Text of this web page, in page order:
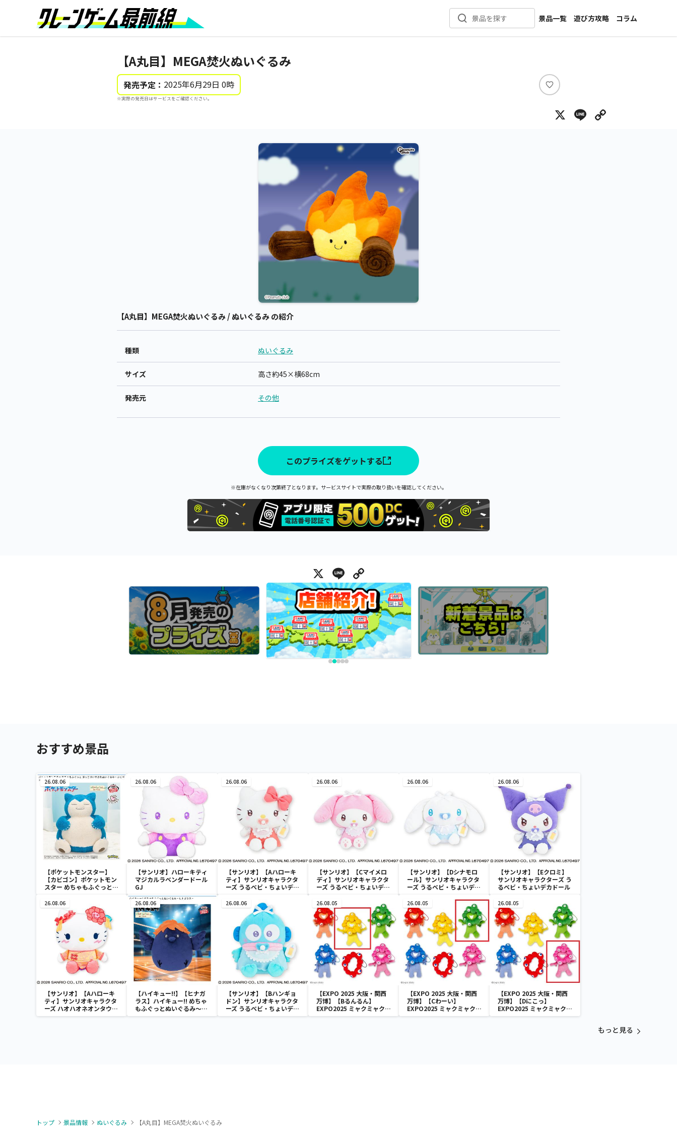
景品を探す
景品一覧
新着景品
メーカー一覧
遊び方攻略
コラム
インタビュー
【A丸目】MEGA焚火ぬいぐるみ
発売予定： 2025年6月29日 0時
※実際の発売日はサービスをご確認ください。
い
ね
X Line
【A丸目】MEGA焚火ぬいぐるみ / ぬいぐるみ の紹介
種類 ぬいぐるみ
サイズ 高さ約45×横68cm
発売元 その他
このプライズをゲットする
※在庫がなくなり次第終了となります。サービスサイトで実際の取り扱いを確認してください。
X Line
おすすめ景品
26.08.06
【ポケットモンスター】
【カビゴン】ポケットモン
スター めちゃもふぐっと
み～カビゴン～
26.08.06
【サンリオ】ハローキティ
マジカルラベンダードール
GJ
26.08.06
【サンリオ】【Aハローキ
ティ】サンリオキャラクタ
ーズ うるベビ・ちょいデカ
26.08.06
【サンリオ】【Cマイメロ
ディ】サンリオキャラクタ
ーズ うるベビ・ちょいデカ
26.08.06
【サンリオ】【Dシナモロ
ール】サンリオキャラクタ
ーズ うるベビ・ちょいデカ
26.08.06
【サンリオ】【Eクロミ】
サンリオキャラクターズ う
るベビ・ちょいデカドール
26.08.06
【サンリオ】【Aハローキ
ティ】サンリオキャラクタ
ーズ ハオハオネオンタウン
ドールBIGタイプ1
26.08.06
【ハイキュー!!】【ヒナガ
ラス】ハイキュー!! めちゃ
もふぐっとぬいぐるみ～ヒ
ナガラス～
26.08.06
【サンリオ】【Bハンギョ
ドン】サンリオキャラクタ
ーズ うるベビ・ちょいデカ
ドール
26.08.05
【EXPO 2025 大阪・関西
万博】【Bるんるん】
EXPO2025 ミャクミャク
カラフルゴム紐付きぬいぐ
26.08.05
【EXPO 2025 大阪・関西
万博】【Cわーい】
EXPO2025 ミャクミャク
カラフルゴム紐付きぬいぐ
26.08.05
【EXPO 2025 大阪・関西
万博】【Dにこっ】
EXPO2025 ミャクミャク
カラフルゴム紐付きぬいぐ
もっと見る
トップ 景品情報 ぬいぐるみ 【A丸目】MEGA焚火ぬいぐるみ